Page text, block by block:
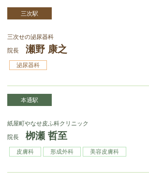
三次駅
三次せの泌尿器科
院長
瀬野 康之
泌尿器科
本通駅
紙屋町やなせ皮ふ科クリニック
院長
栁瀬 哲至
皮膚科 形成外科 美容皮膚科